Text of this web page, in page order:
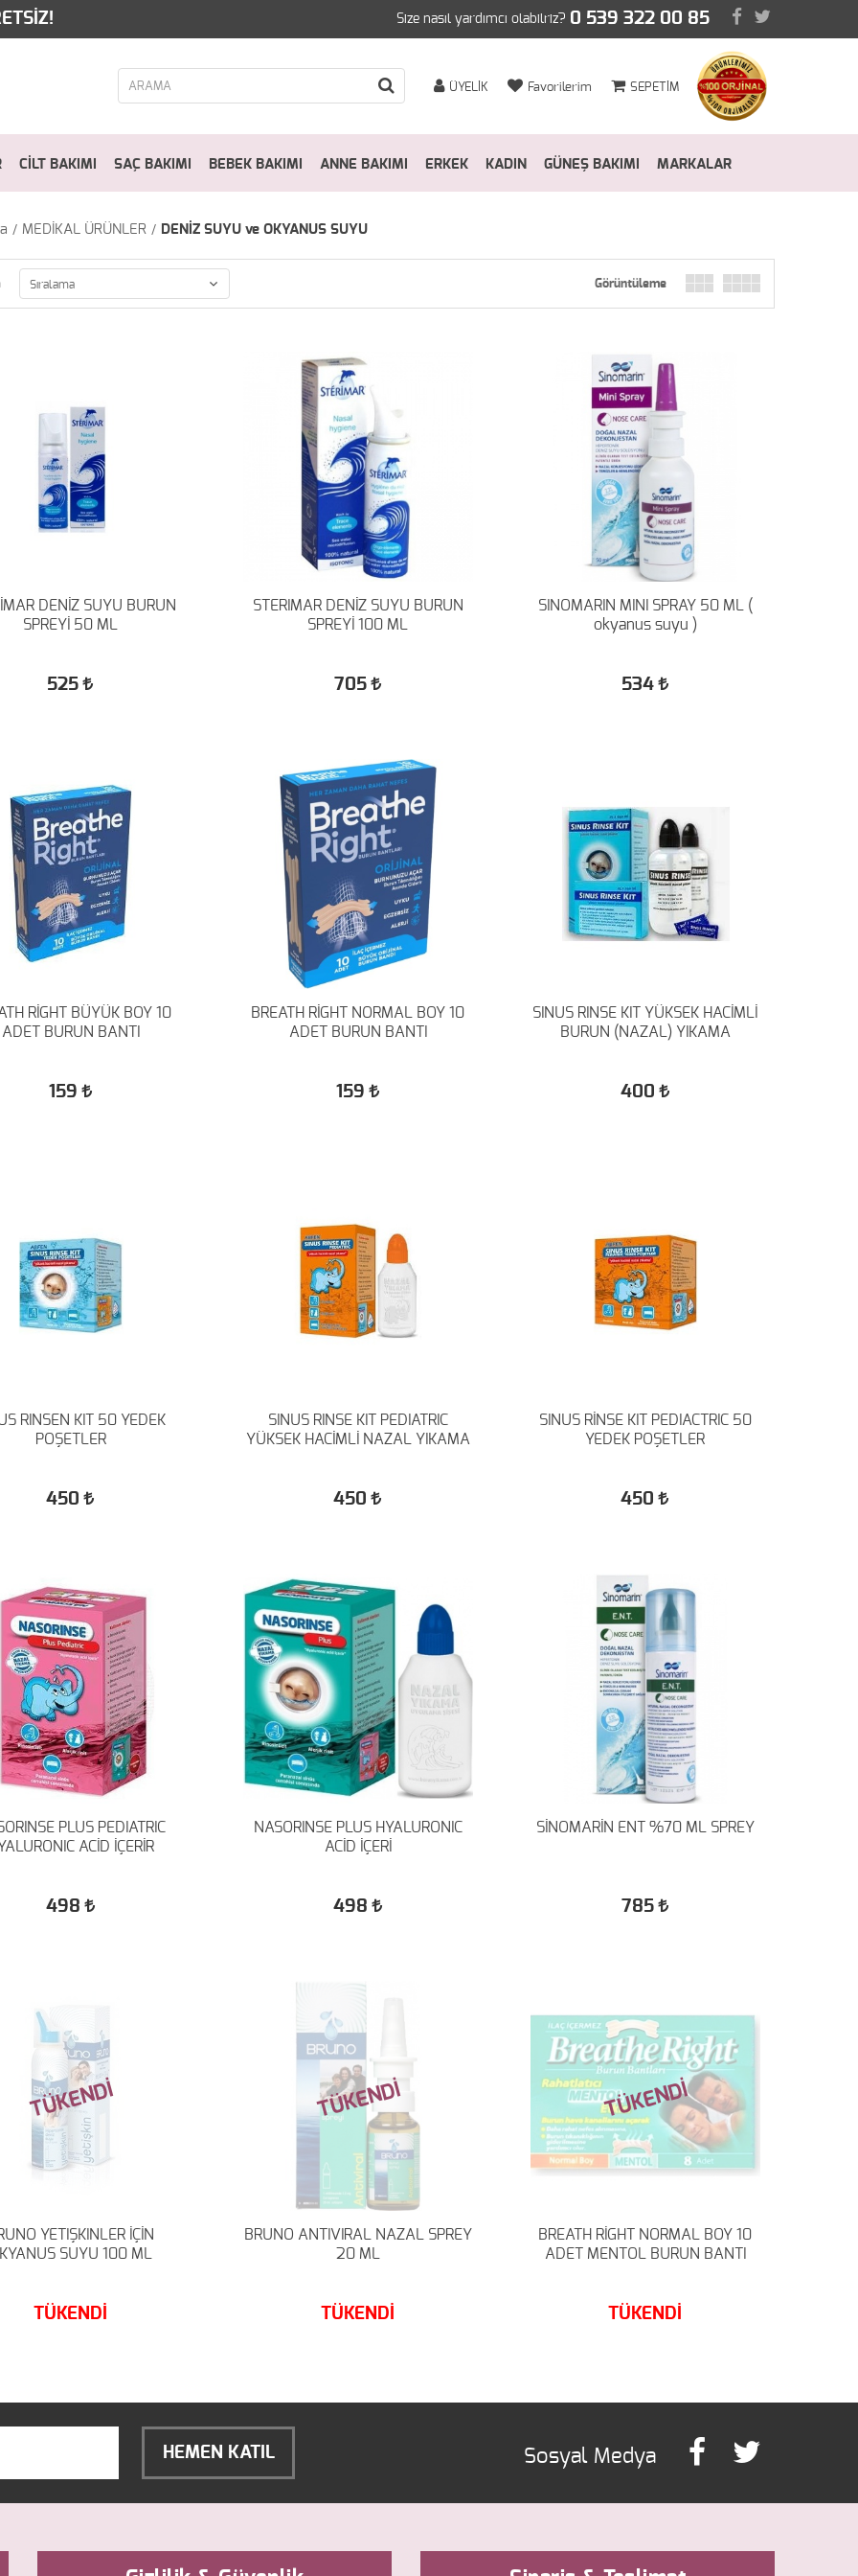
Size nasıl yardımcı olabilriz? 0 539 322 00 85
SEPETİM
Favorilerim
ÜYELİK
CİLT BAKIMI SAÇ BAKIMI BEBEK BAKIMI ANNE BAKIMI ERKEK KADIN GÜNEŞ BAKIMI MARKALAR
MEDİKAL ÜRÜNLER DENİZ SUYU ve OKYANUS SUYU
DENİZ SUYU BURUN
SPREYİ 50 ML
525
STERIMAR DENİZ SUYU BURUN
SPREYİ 100 ML
705
SINOMARIN MINI SPRAY 50 ML (
okyanus suyu )
534
RİGHT BÜYÜK BOY 10
ADET BURUN BANTI
159
BREATH RİGHT NORMAL BOY 10
ADET BURUN BANTI
159
SINUS RINSE KIT YÜKSEK HACİMLİ
BURUN (NAZAL) YIKAMA
400
RINSEN KIT 50 YEDEK
POŞETLER
450
SINUS RINSE KIT PEDIATRIC
YÜKSEK HACİMLİ NAZAL YIKAMA
450
SINUS RİNSE KIT PEDIACTRIC 50
YEDEK POŞETLER
450
PLUS PEDIATRIC
ACİD İÇERİR
498
NASORINSE PLUS HYALURONIC
ACİD İÇERİ
498
SİNOMARİN ENT %70 ML SPREY
785
TÜKENDİ
YETIŞKINLER İÇİN
SUYU 100 ML
TÜKENDİ
TÜKENDİ
BRUNO ANTIVIRAL NAZAL SPREY
20 ML
TÜKENDİ
TÜKENDİ
BREATH RİGHT NORMAL BOY 10
ADET MENTOL BURUN BANTI
TÜKENDİ
HEMEN KATIL